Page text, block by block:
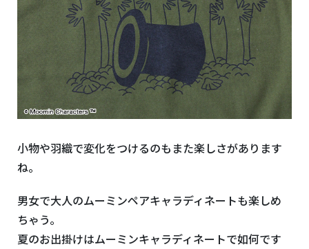
小物や羽織で変化をつけるのもまた楽しさがあります
ね。
男女で大人のムーミンペアキャラディネートも楽しめ
ちゃう。
夏のお出掛けはムーミンキャラディネートで如何です